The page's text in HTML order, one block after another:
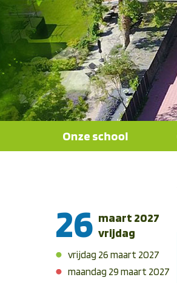
26 maart 2027
vrijdag
vrijdag 26 maart 2027
maandag 29 maart 2027